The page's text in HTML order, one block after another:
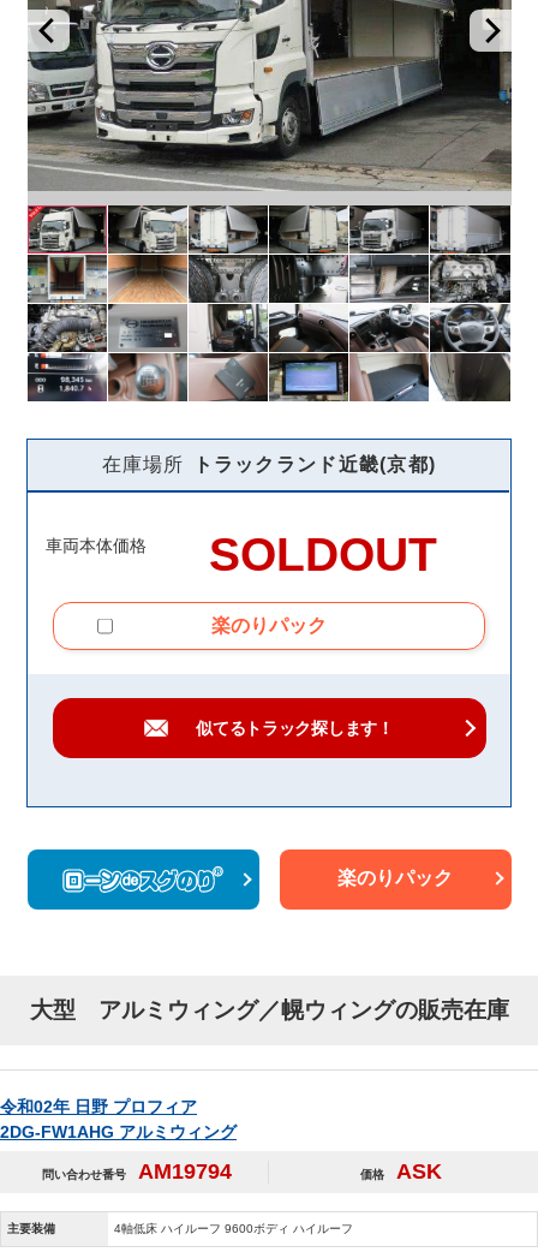
在庫場所 トラックランド近畿(京都)
車両本体価格 SOLDOUT
楽のりパック
似てるトラック探します！
楽のりパック
大型 アルミウィング／幌ウィングの販売在庫
令和02年 日野 プロフィア
2DG-FW1AHG アルミウィング
問い合わせ番号 AM19794 価格 ASK
主要装備 4軸低床 ハイルーフ 9600ボディ ハイルーフ